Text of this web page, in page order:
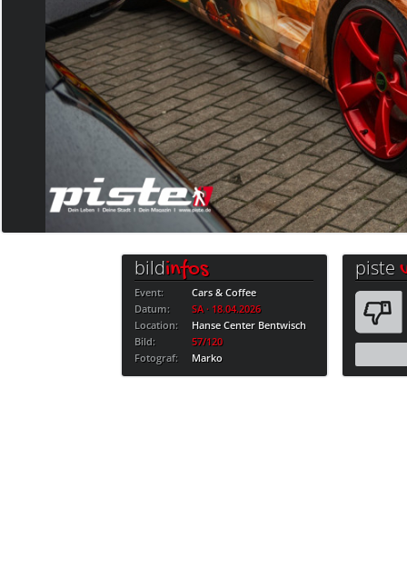
bildinfos
Event:
Cars & Coffee
Datum:
SA · 18.04.2026
Location:
Hanse Center Bentwisch
Bild:
57/120
Fotograf:
Marko
piste